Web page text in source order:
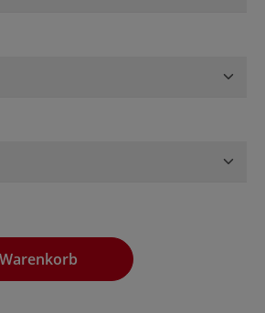
benutze die Schaltflächen, um